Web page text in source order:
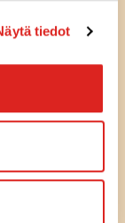
tiedot
Olemme
TAI